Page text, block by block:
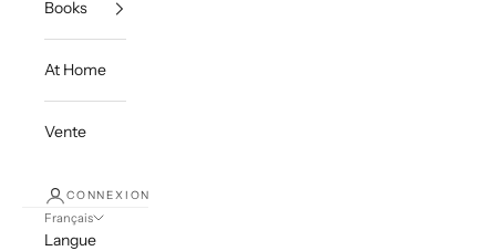
Books
At Home
Vente
CONNEXION
Français
Langue